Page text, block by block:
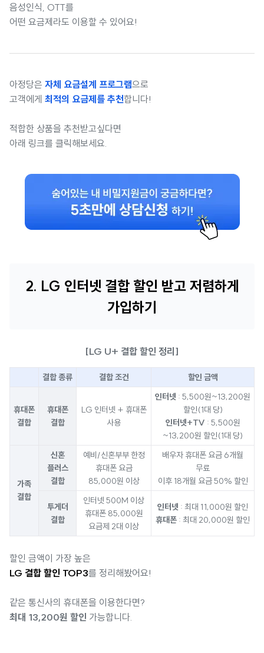
음성인식, OTT를
어떤 요금제라도 이용할 수 있어요!
아정당은 자체 요금설계 프로그램으로
고객에게 최적의 요금제를 추천합니다!
적합한 상품을 추천받고싶다면
아래 링크를 클릭해보세요.
2. LG 인터넷 결합 할인 받고 저렴하게
가입하기
[LG U+ 결합 할인 정리]
결합 종류 결합 조건 할인 금액
휴대폰
결합
휴대폰
결합
LG 인터넷 + 휴대폰
사용
인터넷 : 5,500원~13,200원
할인(1대 당)
인터넷+TV : 5,500원
~13,200원 할인(1대 당)
가족
결합
신혼
플러스
결합
예비/신혼부부 한정
휴대폰 요금
85,000원 이상
배우자 휴대폰 요금 6개월
무료
이후 18개월 요금 50% 할인
투게더
결합
인터넷 500M 이상
휴대폰 85,000원
요금제 2대 이상
인터넷 : 최대 11,000원 할인
휴대폰 : 최대 20,000원 할인
할인 금액이 가장 높은
LG 결합 할인 TOP3를 정리해봤어요!
같은 통신사의 휴대폰을 이용한다면?
최대 13,200원 할인 가능합니다.